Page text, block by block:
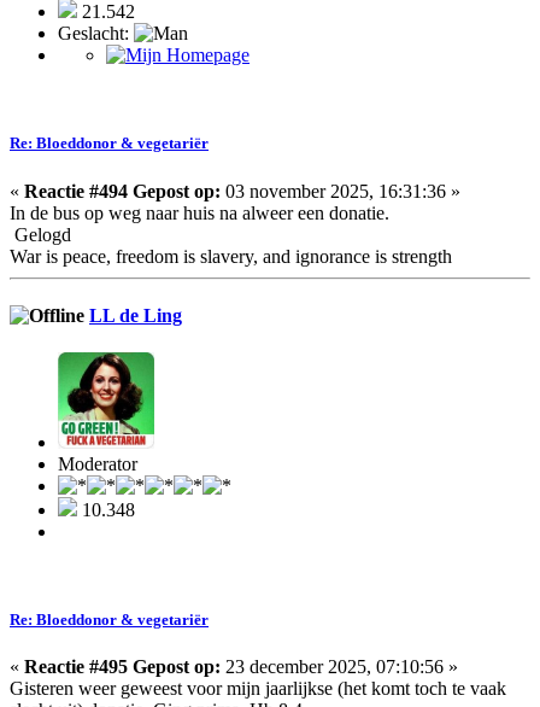
21.542
Geslacht:
Re: Bloeddonor & vegetariër
« Reactie #494 Gepost op: 03 november 2025, 16:31:36 »
In de bus op weg naar huis na alweer een donatie.
Gelogd
War is peace, freedom is slavery, and ignorance is strength
LL de Ling
Moderator
10.348
Re: Bloeddonor & vegetariër
« Reactie #495 Gepost op: 23 december 2025, 07:10:56 »
Gisteren weer geweest voor mijn jaarlijkse (het komt toch te vaak